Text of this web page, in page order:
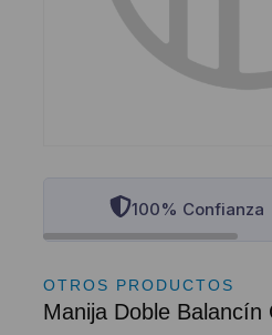
100% Confianza
OTROS PRODUCTOS
Manija Doble Balancín